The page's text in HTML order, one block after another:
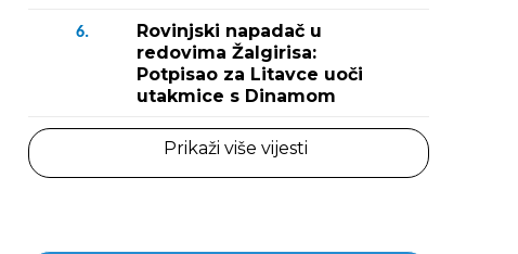
6.
Rovinjski napadač u
redovima Žalgirisa:
Potpisao za Litavce uoči
utakmice s Dinamom
Prikaži više vijesti